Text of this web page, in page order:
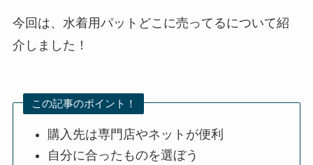
今回は、水着用パットどこに売ってるについて紹
介しました！
この記事のポイント！
購入先は専門店やネットが便利
自分に合ったものを選ぼう